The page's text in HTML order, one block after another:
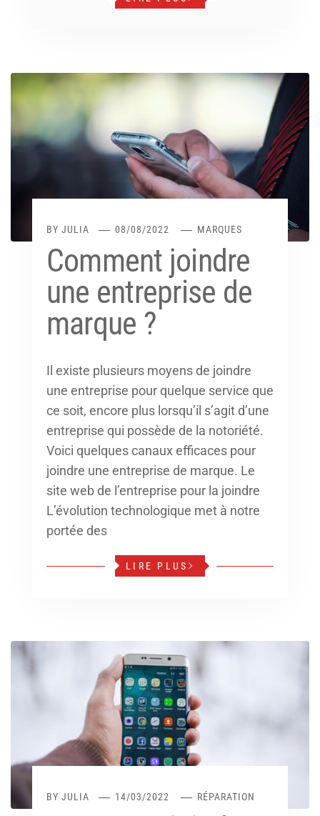
BY JULIA 08/08/2022 MARQUES
Comment joindre
une entreprise de
marque ?
Il existe plusieurs moyens de joindre
une entreprise pour quelque service que
ce soit, encore plus lorsqu’il s’agit d’une
entreprise qui possède de la notoriété.
Voici quelques canaux efficaces pour
joindre une entreprise de marque. Le
site web de l’entreprise pour la joindre
L’évolution technologique met à notre
portée des
LIRE PLUS
BY JULIA 14/03/2022 RÉPARATION